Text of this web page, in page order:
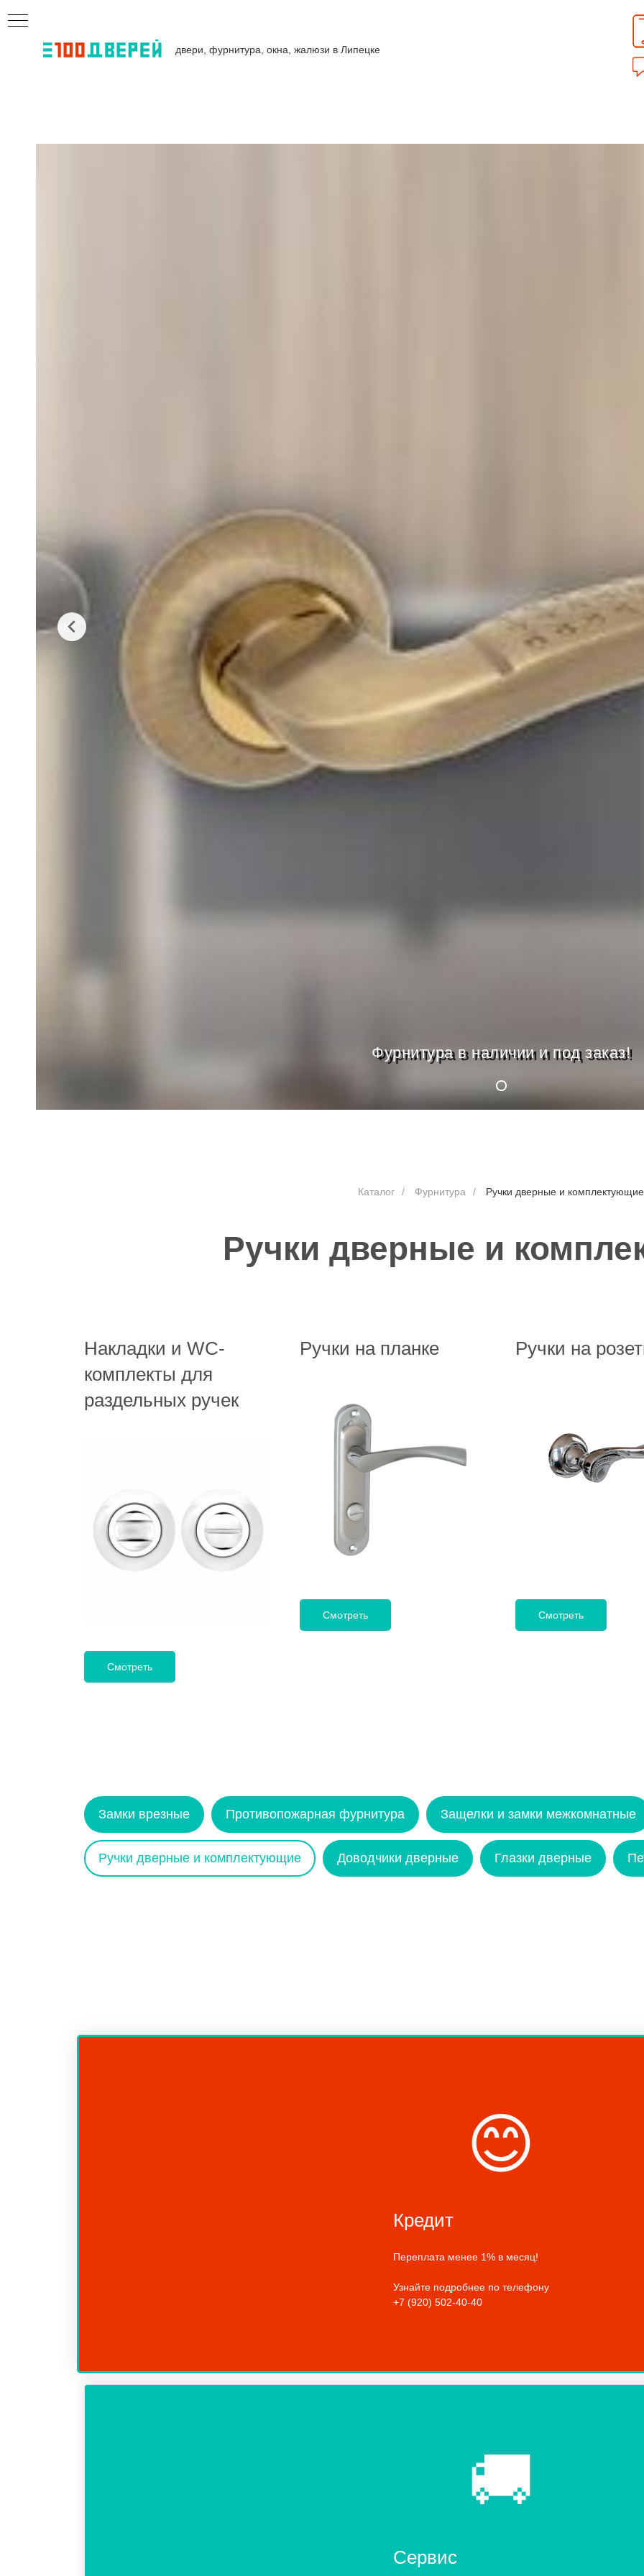
двери, фурнитура, окна, жалюзи в Липецке
Фурнитура в наличии и под заказ!
Каталог / Фурнитура / Ручки дверные и комплектующие
Ручки дверные и
Накладки и WC-
комплекты для
раздельных ручек
Смотреть
Ручки на планке
Смотреть
Ручки на
Смотреть
Замки врезные Противопожарная фурнитура Защелки и замки межкомнатные
Ручки дверные и комплектующие Доводчики дверные Глазки дверные
😊
Кредит
Переплата менее 1% в месяц!
Узнайте подробнее по телефону
+7 (920) 502-40-40
🚚
Сервис